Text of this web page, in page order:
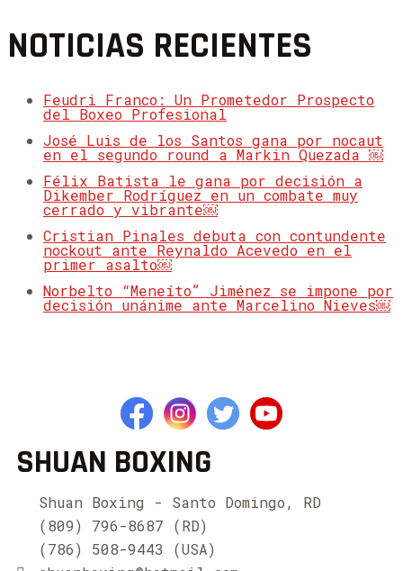
NOTICIAS RECIENTES
Feudri Franco: Un Prometedor Prospecto
del Boxeo Profesional
José Luis de los Santos gana por nocaut
en el segundo round a Markin Quezada ￼
Félix Batista le gana por decisión a
Dikember Rodríguez en un combate muy
cerrado y vibrante￼
Cristian Pinales debuta con contundente
nockout ante Reynaldo Acevedo en el
primer asalto￼
Norbelto “Meneíto” Jiménez se impone por
decisión unánime ante Marcelino Nieves￼
SHUAN BOXING
Shuan Boxing - Santo Domingo, RD
(809) 796-8687 (RD)
(786) 508-9443 (USA)